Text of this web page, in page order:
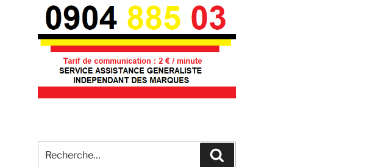
pour